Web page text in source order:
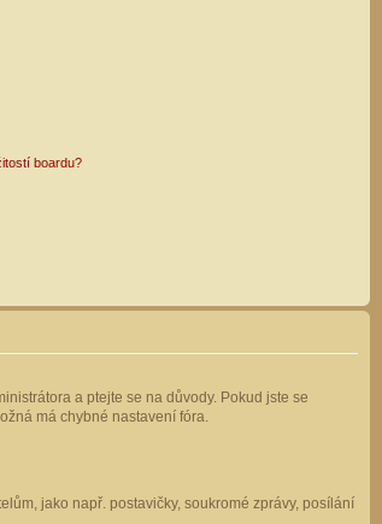
boardu?
a ptejte se na důvody. Pokud jste se
má chybné nastavení fóra.
jako např. postavičky, soukromé zprávy, posílání